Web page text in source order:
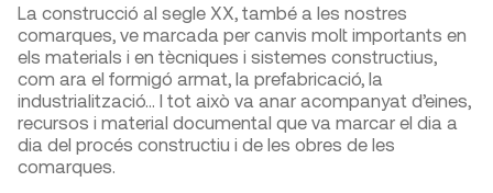
La construcció al segle XX, també a les nostres
comarques, ve marcada per canvis molt importants en
els materials i en tècniques i sistemes constructius,
com ara el formigó armat, la prefabricació, la
industrialització... I tot això va anar acompanyat d’eines,
recursos i material documental que va marcar el dia a
dia del procés constructiu i de les obres de les
comarques.